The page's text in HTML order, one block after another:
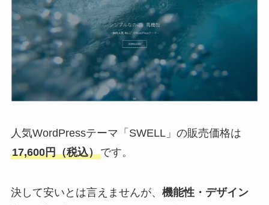
人気WordPressテーマ「SWELL」の販売価格は
17,600円（税込）です。
決して安いとは言えませんが、 機能性・デザイン